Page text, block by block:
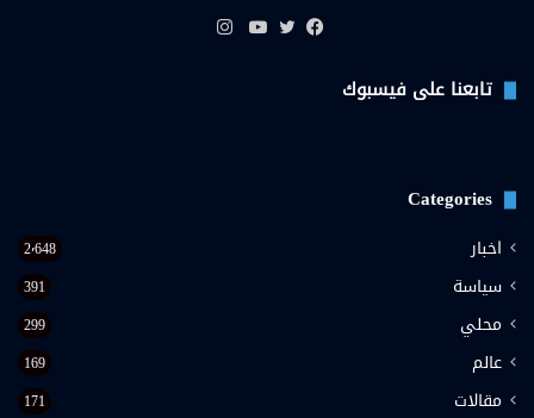
تابعنا على فيسبوك
Categories
اخبار 2٬648
سياسة 391
محلي 299
عالم 169
مقالات 171